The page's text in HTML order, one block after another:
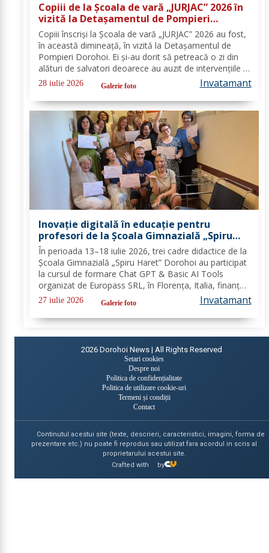
Copiii de la Școala de vară „JURJAC” 2026 în
vizită la Detașamentul de Pompieri
Dorohoi - FOTO
Copiii înscriși la Școala de vară „JURJAC” 2026 au fost,
în această dimineață, în vizită la Detașamentul de
Pompieri Dorohoi. Ei și-au dorit să petreacă o zi din
alături de salvatori deoarece au auzit de intervențiile la
care au participat și de oamenii pe care i-au ajutat de-
a lungul timpului. „Ne...
28 iulie 2026 Galerie foto Invatamant
Inovație digitală în educație pentru
profesori de la Școala Gimnazială „Spiru
Haret” Dorohoi prin Erasmus+ FOTO
În perioada 13–18 iulie 2026, trei cadre didactice de la
Școala Gimnazială „Spiru Haret” Dorohoi au participat
la cursul de formare Chat GPT & Basic AI Tools
organizat de Europass SRL, în Florența, Italia, finanțat
în cadrul programului de Acreditare Erasmus +,
domeniul educație școlară număr,...
27 iulie 2026 Galerie foto Invatamant
2026 Dorohoi News | All Rights Reserved
Setari cookies
Despre noi
Politica de confidențialitate
Politica de utilizare cookie-uri
Termeni și condiții
Contact
Continutul acestui site (texte, descrieri, caracteristici, imagini, forma de
prezentare etc.) nu poate fi reprodus sau utilizat fara acordul in scris al
proprietarului acestui site.
Crafted with
by